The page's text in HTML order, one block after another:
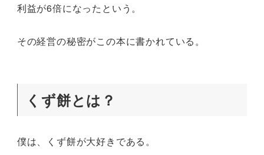
利益が6倍になったという。
その経営の秘密がこの本に書かれている。
くず餅とは？
僕は、くず餅が大好きである。